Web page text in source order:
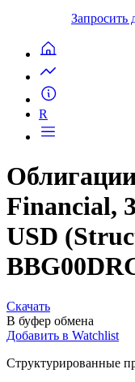
Запросить
R
Financial,
USD
Скачать
В буфер обмена
Добавить в Watchlist
Структурированные